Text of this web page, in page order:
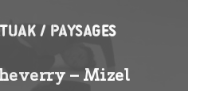
/ Paysages
– Mizel